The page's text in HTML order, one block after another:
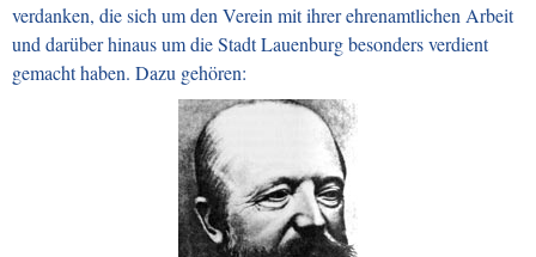
verdanken, die sich um den Verein mit ihrer ehrenamtlichen Arbeit
und darüber hinaus um die Stadt Lauenburg besonders verdient
gemacht haben. Dazu gehören: